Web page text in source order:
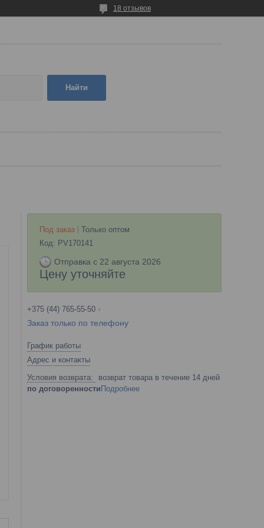
18 отзывов
Найти
Под заказ
Только оптом
Код: PV170141
Отправка с 22 августа 2026
Цену уточняйте
+375 (44) 765-55-50
Заказ только по телефону
График работы
Адрес и контакты
возврат товара в течение 14 дней
по договоренности Подробнее